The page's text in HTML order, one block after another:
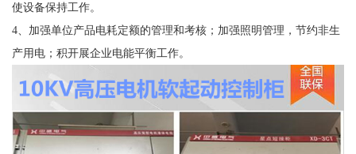
使设备保持工作。
4、加强单位产品电耗定额的管理和考核；加强照明管理，节约非生
产用电；积开展企业电能平衡工作。